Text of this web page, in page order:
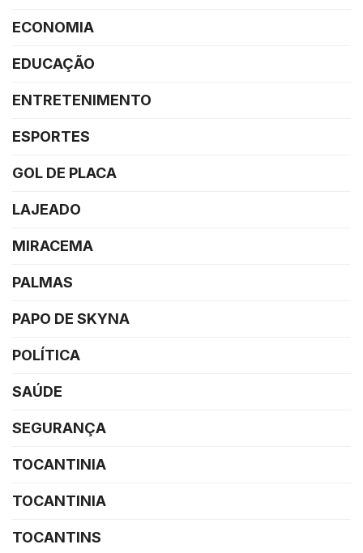
ECONOMIA
EDUCAÇÃO
ENTRETENIMENTO
ESPORTES
GOL DE PLACA
LAJEADO
MIRACEMA
PALMAS
PAPO DE SKYNA
POLÍTICA
SAÚDE
SEGURANÇA
TOCANTINIA
TOCANTINIA
TOCANTINS